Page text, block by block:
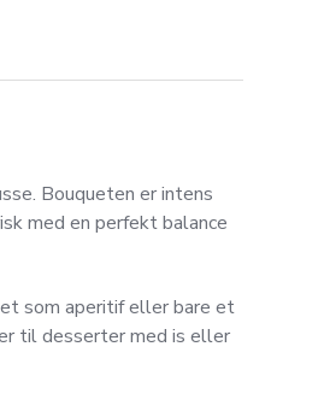
Bouqueten er intens
med en perfekt balance
som aperitif eller bare et
til desserter med is eller